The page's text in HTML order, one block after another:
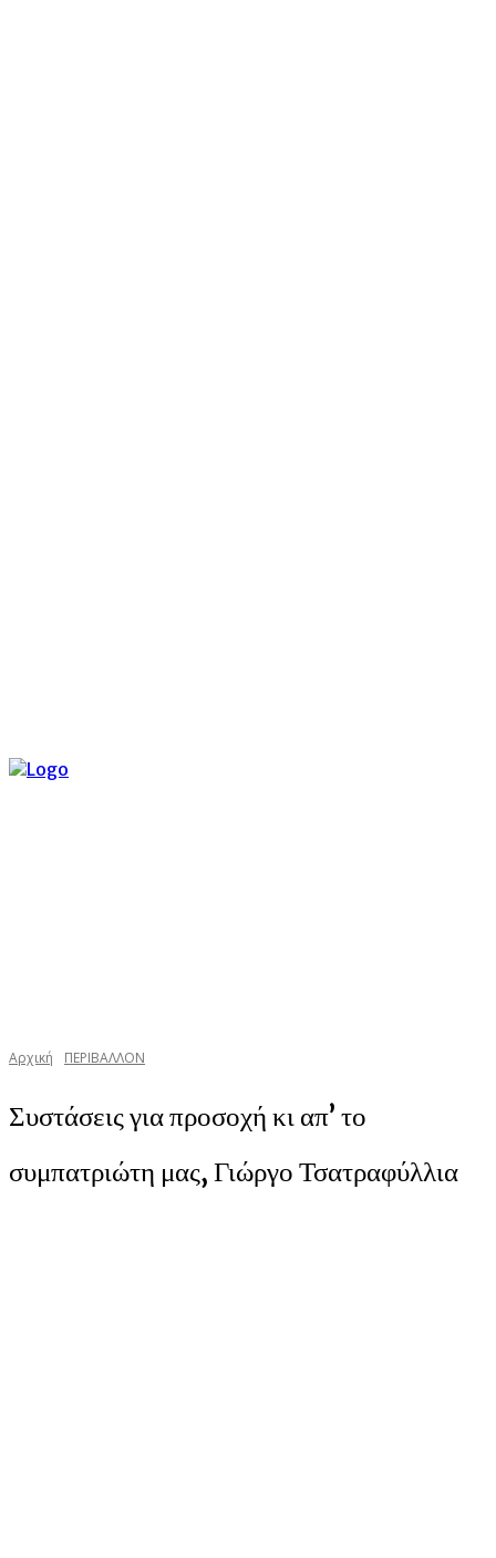
Αρχική ΠΕΡΙΒΑΛΛΟΝ
Συστάσεις για προσοχή κι απ’ το
συμπατριώτη μας, Γιώργο Τσατραφύλλια